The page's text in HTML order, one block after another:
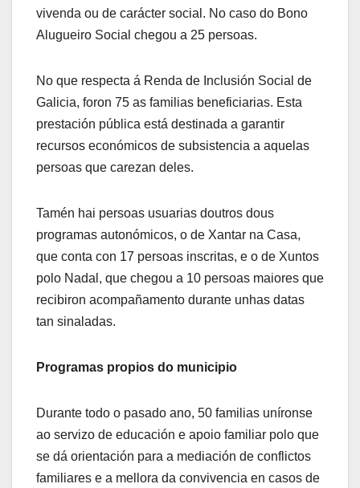
vivenda ou de carácter social. No caso do Bono
Alugueiro Social chegou a 25 persoas.
No que respecta á Renda de Inclusión Social de
Galicia, foron 75 as familias beneficiarias. Esta
prestación pública está destinada a garantir
recursos económicos de subsistencia a aquelas
persoas que carezan deles.
Tamén hai persoas usuarias doutros dous
programas autonómicos, o de Xantar na Casa,
que conta con 17 persoas inscritas, e o de Xuntos
polo Nadal, que chegou a 10 persoas maiores que
recibiron acompañamento durante unhas datas
tan sinaladas.
Programas propios do municipio
Durante todo o pasado ano, 50 familias uníronse
ao servizo de educación e apoio familiar polo que
se dá orientación para a mediación de conflictos
familiares e a mellora da convivencia en casos de